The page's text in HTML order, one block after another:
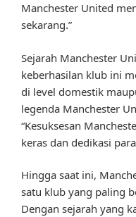
Manchester United
sekarang.”
Sejarah Manchester
keberhasilan klub ini
di level domestik
legenda Manchester
“Kesuksesan
keras dan dedikasi
Hingga saat ini,
satu klub yang paling
Dengan sejarah yang